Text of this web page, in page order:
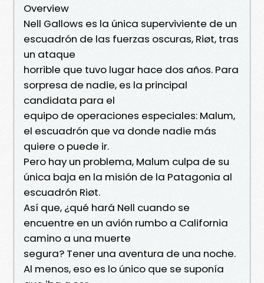
Overview
Nell Gallows es la única superviviente de un
escuadrón de las fuerzas oscuras, Riøt, tras
un ataque
horrible que tuvo lugar hace dos años. Para
sorpresa de nadie, es la principal
candidata para el
equipo de operaciones especiales: Malum,
el escuadrón que va donde nadie más
quiere o puede ir.
Pero hay un problema, Malum culpa de su
única baja en la misión de la Patagonia al
escuadrón Riøt.
Así que, ¿qué hará Nell cuando se
encuentre en un avión rumbo a California
camino a una muerte
segura? Tener una aventura de una noche.
Al menos, eso es lo único que se suponía